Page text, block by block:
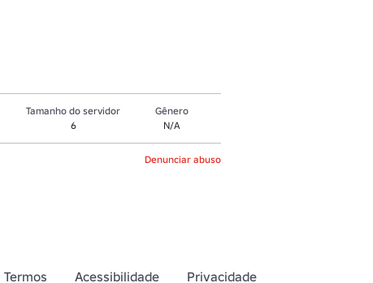
Tamanho do servidor
6
Gênero
N/A
Denunciar abuso
Termos Acessibilidade Privacidade